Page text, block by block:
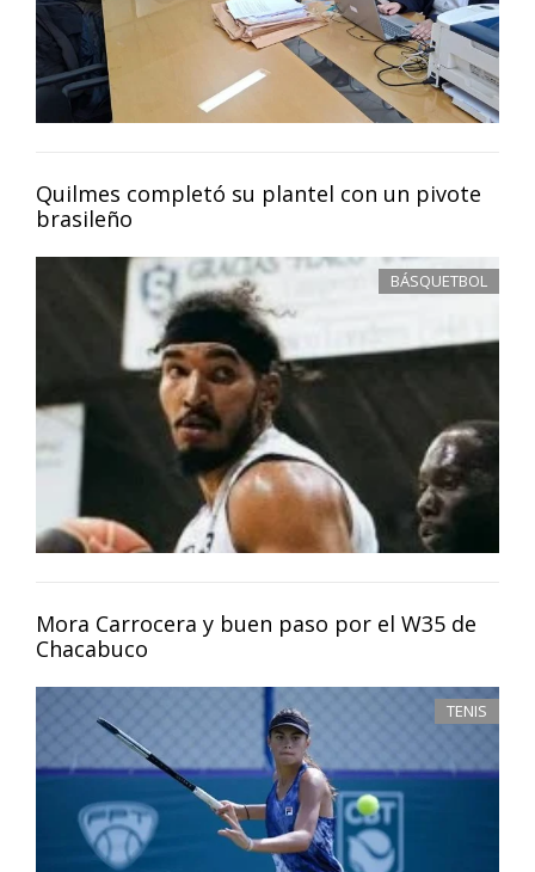
Quilmes completó su plantel con un pivote
brasileño
BÁSQUETBOL
Mora Carrocera y buen paso por el W35 de
Chacabuco
TENIS